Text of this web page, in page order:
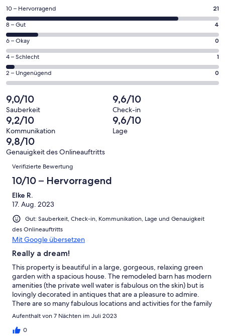
einem
neuen
Fenster
geöffnet
21
von
insgesamt
26
Gästebewertungen
haben
eine
Bewertung
von
10
-
Hervorragend
10 – Hervorragend 21
4
von
insgesamt
26
Gästebewertungen
haben
Bewertung
von
8
-
Gut
8 – Gut 4
0
von
insgesamt
26
Gästebewertungen
haben
eine
Bewertung
von
6
-
Okay
6 – Okay 0
1
von
insgesamt
Gästebewertungen
haben
eine
Bewertung
von
4
4 – Schlecht 1
0
von
insgesamt
26
Gästebewertungen
haben
eine
Bewertung
2 – Ungenügend 0
9,0/10
Sauberkeit
9,6/10
Check-in
9,2/10
Kommunikation
9,6/10
Lage
9,8/10
Genauigkeit des Onlineauftritts
Bewertungen
Verifizierte Bewertung
10/10 – Hervorragend
Elke R.
17. Aug. 2023
Gut: Sauberkeit, Check-in, Kommunikation, Lage und Genauigkeit
des Onlineauftritts
Mit Google übersetzen
Really a dream!
This property is beautiful in a large, gorgeous, relaxing green
garden with a spacious house. The remodeled barn has modern
amenities (the private well water is fabulous on the skin) but is
lovingly decorated in antiques that are a pleasure to admire.
There are so many fabulous locations and activities for the family
to explore close by that our week flew by. We thank our hosts
produce from their garden that they shared with us.
Aufenthalt von 7 Nächten im Juli 2023
0